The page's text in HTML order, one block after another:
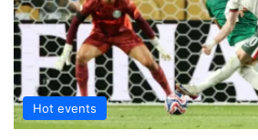
Hot events